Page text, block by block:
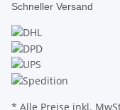
Schneller Versand
* Alle Preise inkl.